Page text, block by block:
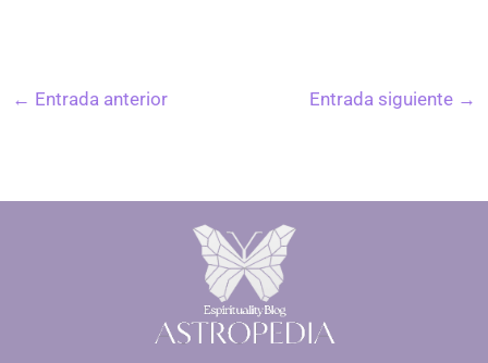
← Entrada anterior Entrada siguiente →